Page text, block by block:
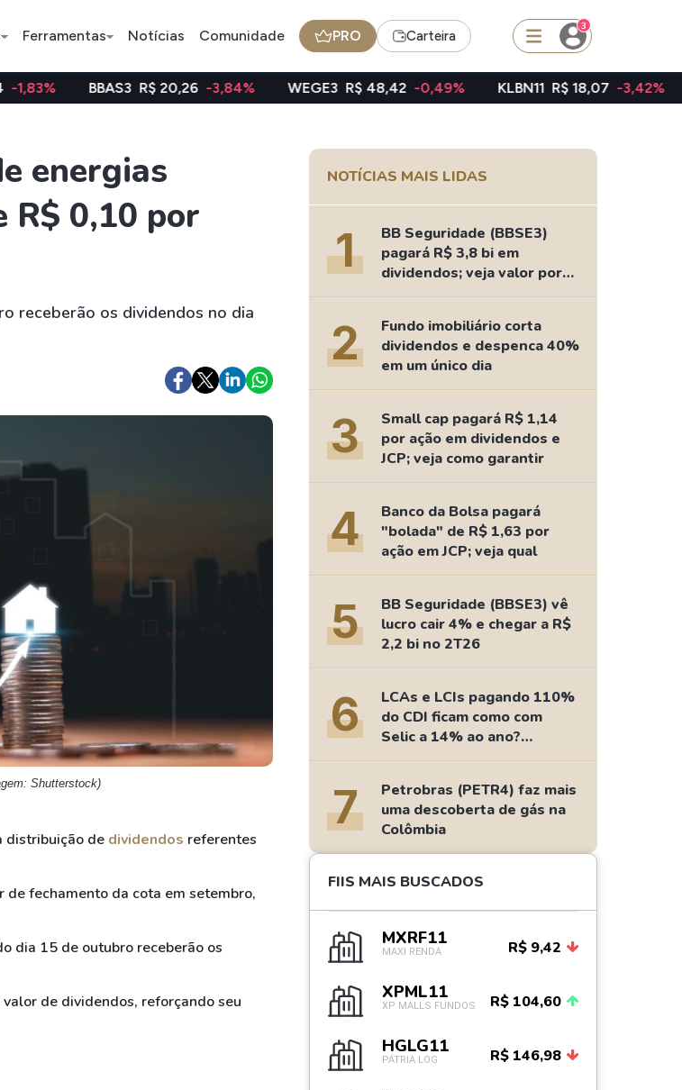
Ferramentas Notícias Comunidade PRO Carteira
3
Ação
Petrobras TRXF11
Criptomoedas
Binance Coin - BNB
Ideias
Agenda de Dividendos
Radar do Dividendo Inteligente
As Ações Mais Buscadas
Guia do Iniciante
R$ 20,26 -3,84% WEGE3 R$ 48,42 -0,49% KLBN11 R$ 18,07 -3,42% TAEE11 R$
energias
R$ 0,10 por
receberão os dividendos no dia
Shutterstock)
distribuição de dividendos referentes
fechamento da cota em setembro,
dia 15 de outubro receberão os
de dividendos, reforçando seu
NOTÍCIAS MAIS LIDAS
1
BB Seguridade (BBSE3)
pagará R$ 3,8 bi em
dividendos; veja valor por
ação
2
Fundo imobiliário corta
dividendos e despenca 40%
em um único dia
3
Small cap pagará R$ 1,14
por ação em dividendos e
JCP; veja como garantir
4
Banco da Bolsa pagará
"bolada" de R$ 1,63 por
ação em JCP; veja qual
5
BB Seguridade (BBSE3) vê
lucro cair 4% e chegar a R$
2,2 bi no 2T26
6
LCAs e LCIs pagando 110%
do CDI ficam como com
Selic a 14% ao ano?
Fizemos as contas
7
Petrobras (PETR4) faz mais
uma descoberta de gás na
Colômbia
FIIS MAIS BUSCADOS
MXRF11
MAXI RENDA R$ 9,42
XPML11
XP MALLS FUNDOS R$ 104,60
HGLG11
PÁTRIA LOG R$ 146,98